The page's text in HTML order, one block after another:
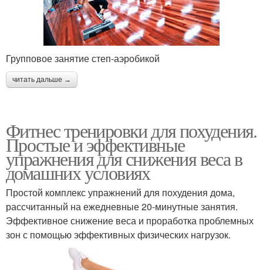
Групповое занятие степ-аэробикой
читать дальше →
Фитнес тренировки для похудения.
Простые и эффективные
упражнения для снижения веса в
домашних условиях
Простой комплекс упражнений для похудения дома,
рассчитанный на ежедневные 20-минутные занятия.
Эффективное снижение веса и проработка проблемных
зон с помощью эффективных физических нагрузок.